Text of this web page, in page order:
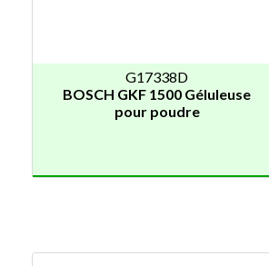
G17338D
BOSCH GKF 1500 Géluleuse
pour poudre